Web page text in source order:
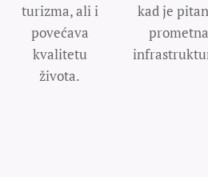
turizma, ali i
povećava
kvalitetu
života.
kad je
prometna